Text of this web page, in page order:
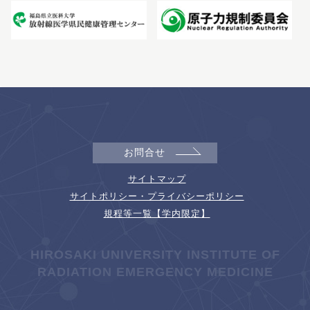
お問合せ
サイトマップ
サイトポリシー・プライバシーポリシー
規程等一覧【学内限定】
HIROSAKI UNIVERSITY INSTITUTE OF
RADIATION EMERGENCY MEDICINE